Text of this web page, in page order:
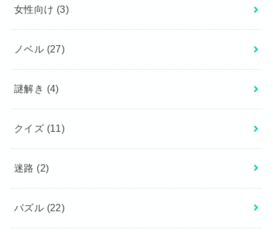
女性向け (3)
ノベル (27)
謎解き (4)
クイズ (11)
迷路 (2)
パズル (22)